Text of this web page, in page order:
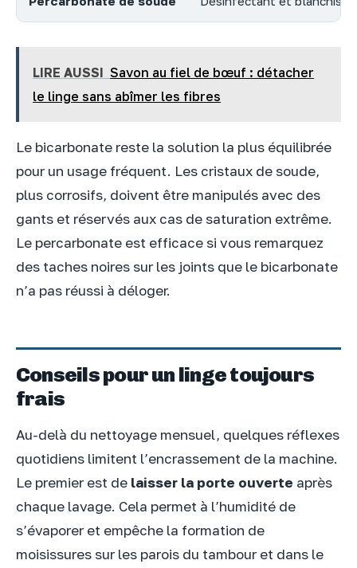
LIRE AUSSI Savon au fiel de bœuf : détacher
le linge sans abîmer les fibres
Le bicarbonate reste la solution la plus équilibrée
pour un usage fréquent. Les cristaux de soude,
plus corrosifs, doivent être manipulés avec des
gants et réservés aux cas de saturation extrême.
Le percarbonate est efficace si vous remarquez
des taches noires sur les joints que le bicarbonate
n’a pas réussi à déloger.
Conseils pour un linge toujours
frais
Au-delà du nettoyage mensuel, quelques réflexes
quotidiens limitent l’encrassement de la machine.
Le premier est de laisser la porte ouverte après
chaque lavage. Cela permet à l’humidité de
s’évaporer et empêche la formation de
moisissures sur les parois du tambour et dans le